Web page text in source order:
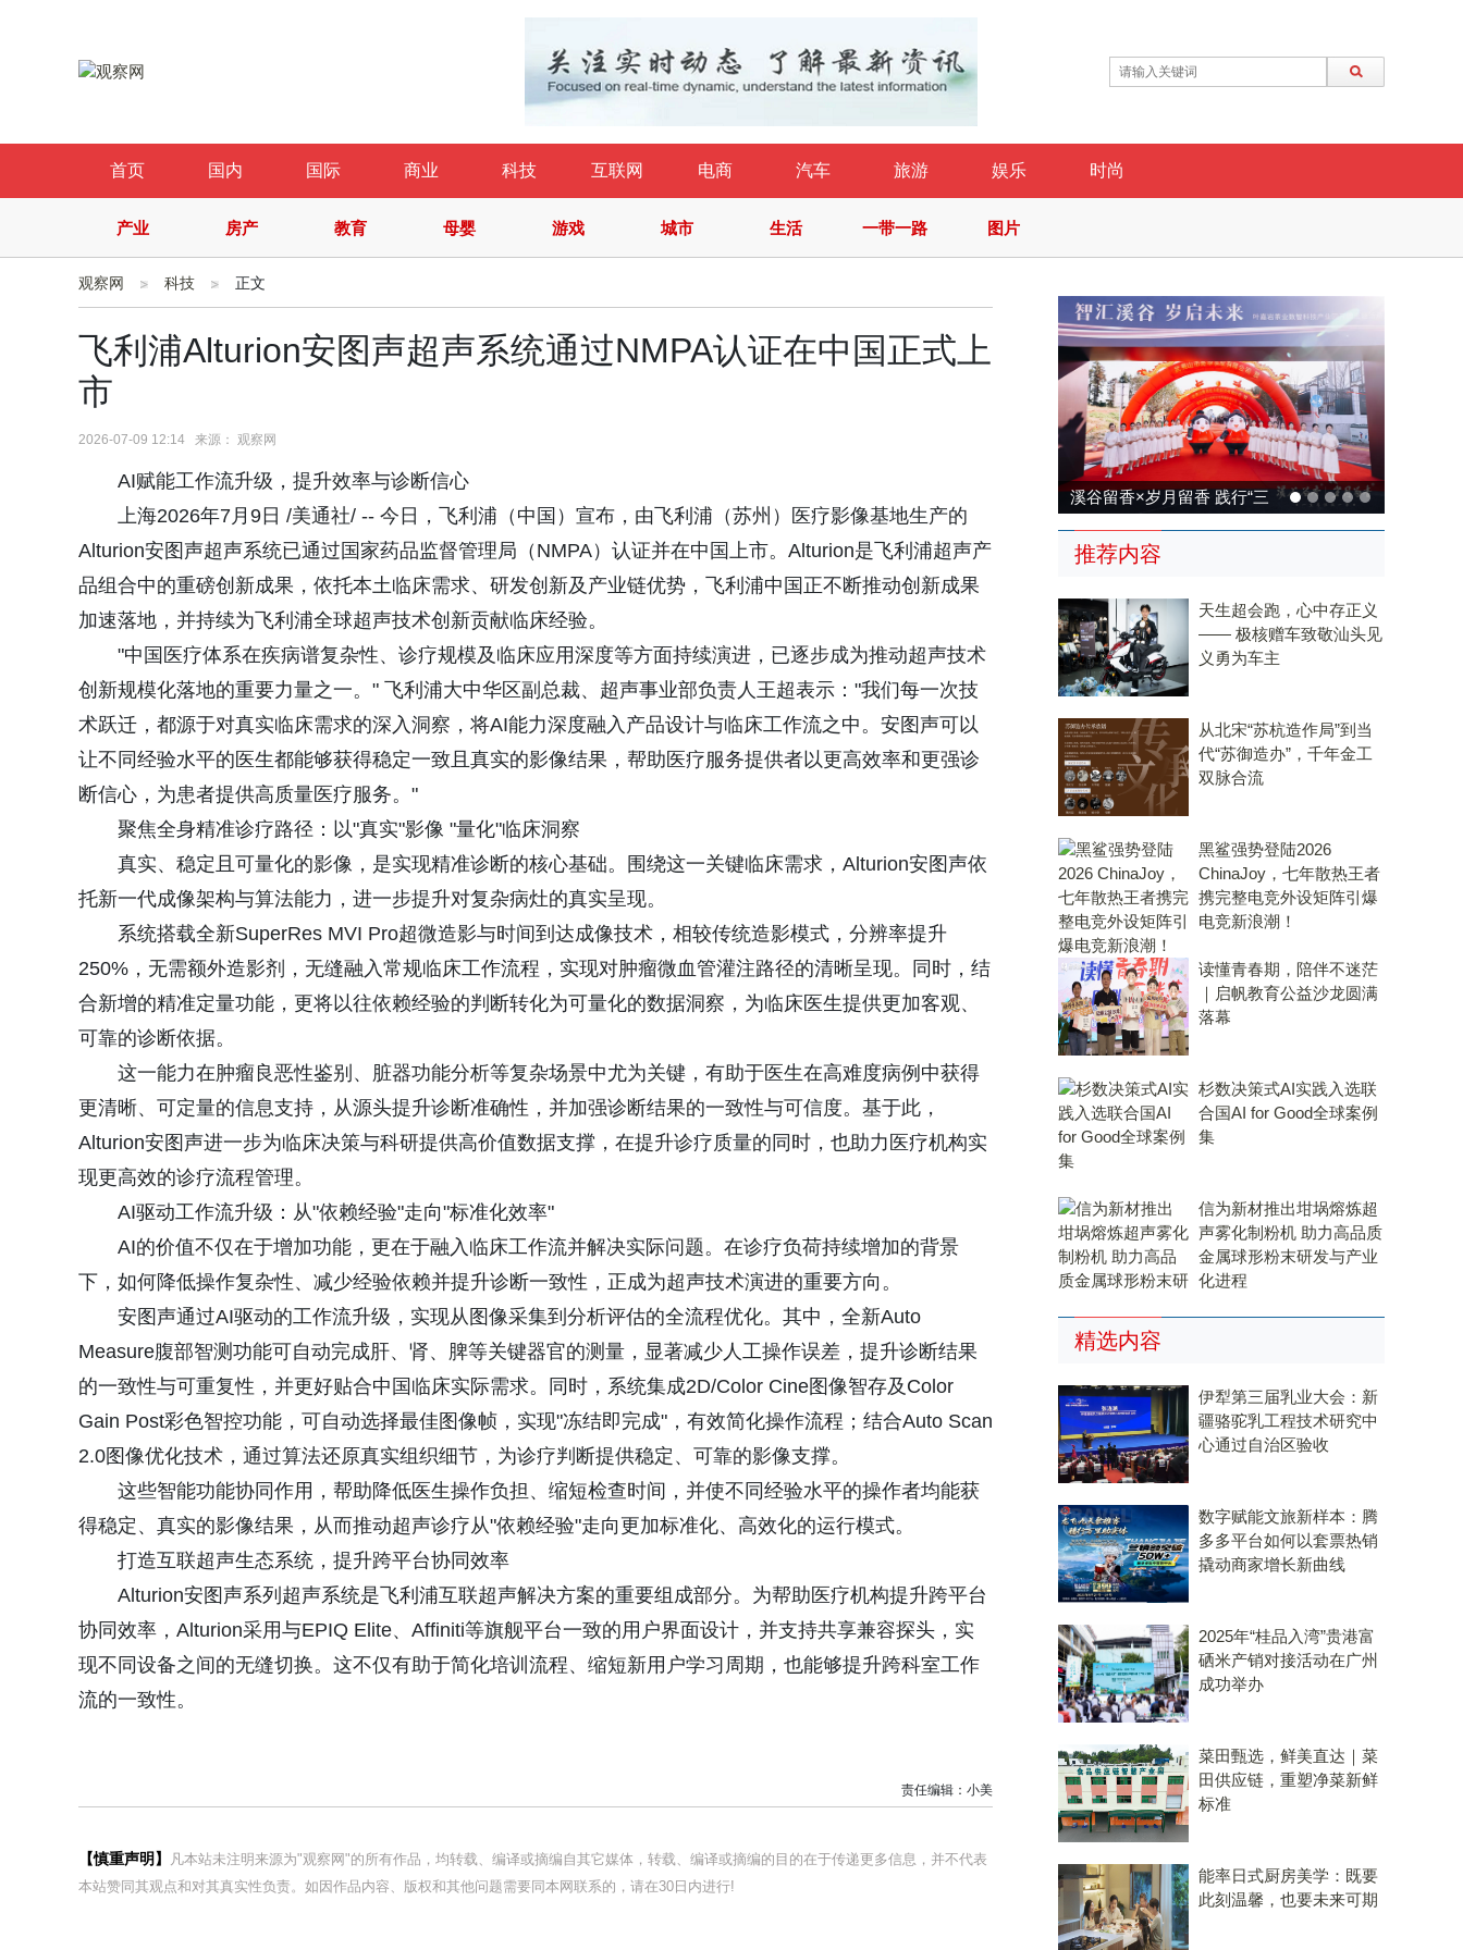
首页 国内 国际 商业 科技 互联网 电商 汽车 旅游 娱乐 时尚
产业 房产 教育 母婴 游戏 城市 生活 一带一路 图片
观察网 科技 正文
飞利浦Alturion安图声超声系统通过NMPA认证在中国正式上
市
2026-07-09 12:14 来源： 观察网
AI赋能工作流升级，提升效率与诊断信心
上海2026年7月9日 /美通社/ -- 今日，飞利浦（中国）宣布，由飞利浦（苏州）医疗影像基地生产的
Alturion安图声超声系统已通过国家药品监督管理局（NMPA）认证并在中国上市。Alturion是飞利浦超声产
品组合中的重磅创新成果，依托本土临床需求、研发创新及产业链优势，飞利浦中国正不断推动创新成果
加速落地，并持续为飞利浦全球超声技术创新贡献临床经验。
"中国医疗体系在疾病谱复杂性、诊疗规模及临床应用深度等方面持续演进，已逐步成为推动超声技术
创新规模化落地的重要力量之一。" 飞利浦大中华区副总裁、超声事业部负责人王超表示："我们每一次技
术跃迁，都源于对真实临床需求的深入洞察，将AI能力深度融入产品设计与临床工作流之中。安图声可以
让不同经验水平的医生都能够获得稳定一致且真实的影像结果，帮助医疗服务提供者以更高效率和更强诊
断信心，为患者提供高质量医疗服务。"
聚焦全身精准诊疗路径：以"真实"影像 "量化"临床洞察
真实、稳定且可量化的影像，是实现精准诊断的核心基础。围绕这一关键临床需求，Alturion安图声依
托新一代成像架构与算法能力，进一步提升对复杂病灶的真实呈现。
系统搭载全新SuperRes MVI Pro超微造影与时间到达成像技术，相较传统造影模式，分辨率提升
250%，无需额外造影剂，无缝融入常规临床工作流程，实现对肿瘤微血管灌注路径的清晰呈现。同时，结
合新增的精准定量功能，更将以往依赖经验的判断转化为可量化的数据洞察，为临床医生提供更加客观、
可靠的诊断依据。
这一能力在肿瘤良恶性鉴别、脏器功能分析等复杂场景中尤为关键，有助于医生在高难度病例中获得
更清晰、可定量的信息支持，从源头提升诊断准确性，并加强诊断结果的一致性与可信度。基于此，
Alturion安图声进一步为临床决策与科研提供高价值数据支撑，在提升诊疗质量的同时，也助力医疗机构实
现更高效的诊疗流程管理。
AI驱动工作流升级：从"依赖经验"走向"标准化效率"
AI的价值不仅在于增加功能，更在于融入临床工作流并解决实际问题。在诊疗负荷持续增加的背景
下，如何降低操作复杂性、减少经验依赖并提升诊断一致性，正成为超声技术演进的重要方向。
安图声通过AI驱动的工作流升级，实现从图像采集到分析评估的全流程优化。其中，全新Auto
Measure腹部智测功能可自动完成肝、肾、脾等关键器官的测量，显著减少人工操作误差，提升诊断结果
的一致性与可重复性，并更好贴合中国临床实际需求。同时，系统集成2D/Color Cine图像智存及Color
Gain Post彩色智控功能，可自动选择最佳图像帧，实现"冻结即完成"，有效简化操作流程；结合Auto Scan
2.0图像优化技术，通过算法还原真实组织细节，为诊疗判断提供稳定、可靠的影像支撑。
这些智能功能协同作用，帮助降低医生操作负担、缩短检查时间，并使不同经验水平的操作者均能获
得稳定、真实的影像结果，从而推动超声诊疗从"依赖经验"走向更加标准化、高效化的运行模式。
打造互联超声生态系统，提升跨平台协同效率
Alturion安图声系列超声系统是飞利浦互联超声解决方案的重要组成部分。为帮助医疗机构提升跨平台
协同效率，Alturion采用与EPIQ Elite、Affiniti等旗舰平台一致的用户界面设计，并支持共享兼容探头，实
现不同设备之间的无缝切换。这不仅有助于简化培训流程、缩短新用户学习周期，也能够提升跨科室工作
流的一致性。
责任编辑：小美
【慎重声明】
凡本站未注明来源为"观察网"的所有作品，均转载、编译或摘编自其它媒体，转载、编译或摘编的目的在于传递更多信息，并不代表
本站赞同其观点和对其真实性负责。如因作品内容、版权和其他问题需要同本网联系的，请在30日内进行!
溪谷留香×岁月留香 践行“三
茶统筹”，传承传统，科技兴
推荐内容
天生超会跑，心中存正义
—— 极核赠车致敬汕头见
义勇为车主
从北宋“苏杭造作局”到当
代“苏御造办”，千年金工
双脉合流
黑鲨强势登陆2026
ChinaJoy，七年散热王者
携完整电竞外设矩阵引爆
电竞新浪潮！
读懂青春期，陪伴不迷茫
｜启帆教育公益沙龙圆满
落幕
杉数决策式AI实践入选联
合国AI for Good全球案例
集
信为新材推出坩埚熔炼超
声雾化制粉机 助力高品质
金属球形粉末研发与产业
化进程
精选内容
伊犁第三届乳业大会：新
疆骆驼乳工程技术研究中
心通过自治区验收
数字赋能文旅新样本：腾
多多平台如何以套票热销
撬动商家增长新曲线
2025年“桂品入湾”贵港富
硒米产销对接活动在广州
成功举办
菜田甄选，鲜美直达｜菜
田供应链，重塑净菜新鲜
标准
能率日式厨房美学：既要
此刻温馨，也要未来可期